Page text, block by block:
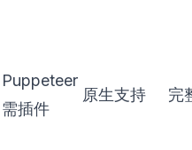
Puppeteer
需插件
原生支持 完